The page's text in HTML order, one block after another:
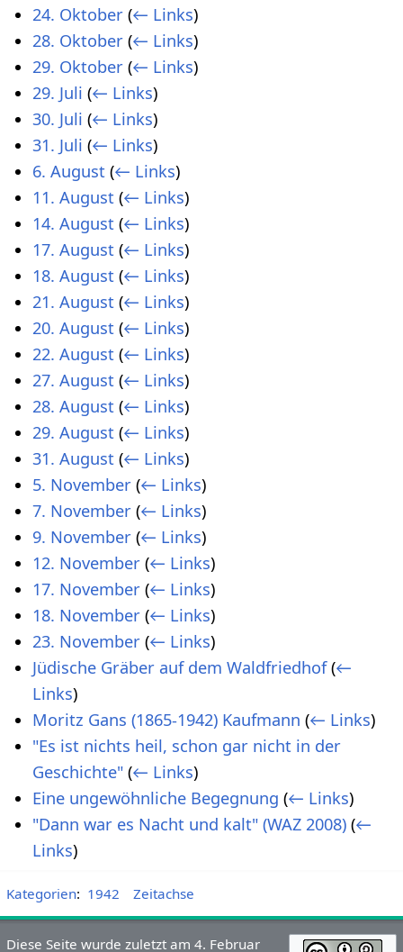
24. Oktober (← Links)
28. Oktober (← Links)
29. Oktober (← Links)
29. Juli (← Links)
30. Juli (← Links)
31. Juli (← Links)
6. August (← Links)
11. August (← Links)
14. August (← Links)
17. August (← Links)
18. August (← Links)
21. August (← Links)
20. August (← Links)
22. August (← Links)
27. August (← Links)
28. August (← Links)
29. August (← Links)
31. August (← Links)
5. November (← Links)
7. November (← Links)
9. November (← Links)
12. November (← Links)
17. November (← Links)
18. November (← Links)
23. November (← Links)
Jüdische Gräber auf dem Waldfriedhof (←
Links)
Moritz Gans (1865-1942) Kaufmann (← Links)
"Es ist nichts heil, schon gar nicht in der
Geschichte" (← Links)
Eine ungewöhnliche Begegnung (← Links)
"Dann war es Nacht und kalt" (WAZ 2008) (←
Links)
Kategorien: 1942 Zeitachse
Diese Seite wurde zuletzt am 4. Februar